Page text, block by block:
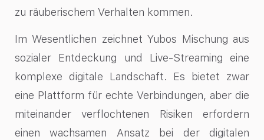
zu räuberischem Verhalten kommen.
Im Wesentlichen zeichnet Yubos Mischung aus
sozialer Entdeckung und Live-Streaming eine
komplexe digitale Landschaft. Es bietet zwar
eine Plattform für echte Verbindungen, aber die
miteinander verflochtenen Risiken erfordern
einen wachsamen Ansatz bei der digitalen